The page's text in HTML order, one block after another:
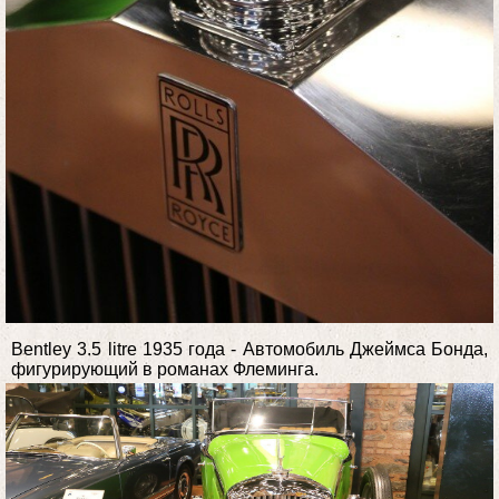
Bentley 3.5 litre 1935 года - Автомобиль Джеймса Бонда,
фигурирующий в романах Флеминга.